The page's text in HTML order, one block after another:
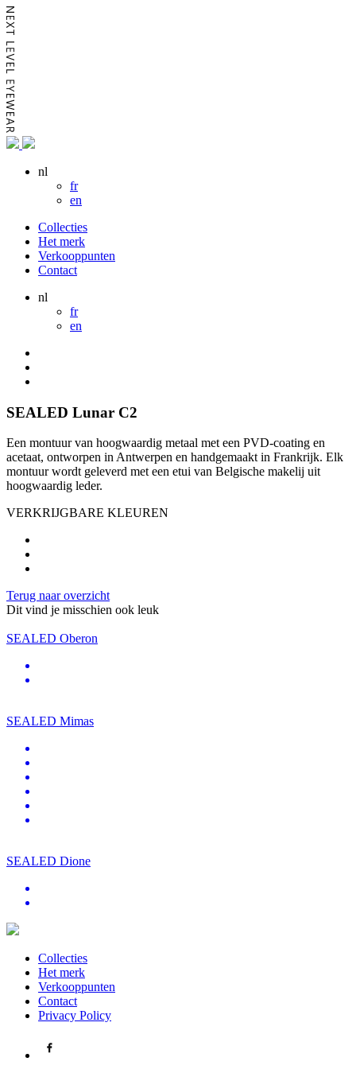
nl
fr
en
Collecties
Het merk
Verkooppunten
Contact
nl
fr
en
SEALED Lunar C2
Een montuur van hoogwaardig metaal met een PVD-coating en
acetaat, ontworpen in Antwerpen en handgemaakt in Frankrijk. Elk
montuur wordt geleverd met een etui van Belgische makelij uit
hoogwaardig leder.
VERKRIJGBARE KLEUREN
Terug naar overzicht
Dit vind je misschien ook leuk
SEALED Oberon
SEALED Mimas
SEALED Dione
Collecties
Het merk
Verkooppunten
Contact
Privacy Policy